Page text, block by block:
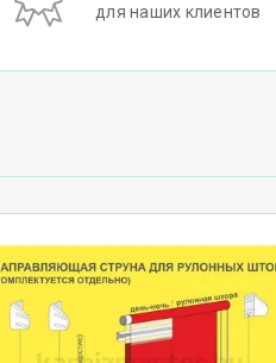
для наших клиентов